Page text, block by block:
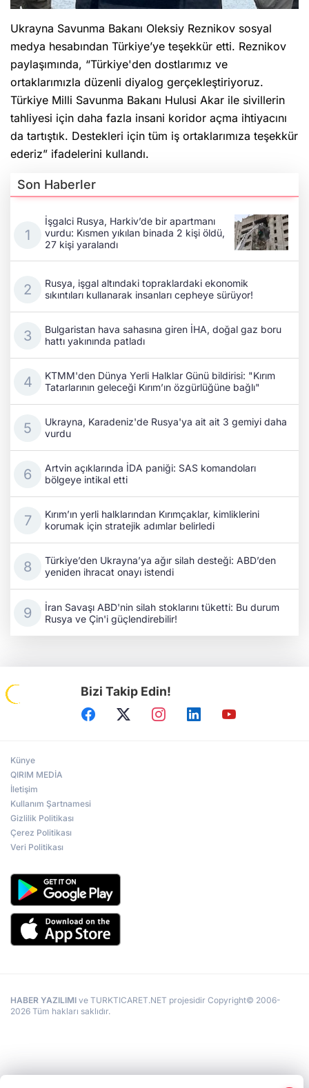
Ukrayna Savunma Bakanı Oleksiy Reznikov sosyal
medya hesabından Türkiye’ye teşekkür etti. Reznikov
paylaşımında, “Türkiye'den dostlarımız ve
ortaklarımızla düzenli diyalog gerçekleştiriyoruz.
Türkiye Milli Savunma Bakanı Hulusi Akar ile sivillerin
tahliyesi için daha fazla insani koridor açma ihtiyacını
da tartıştık. Destekleri için tüm iş ortaklarımıza teşekkür
ederiz” ifadelerini kullandı.
Son Haberler
İşgalci Rusya, Harkiv’de bir apartmanı
vurdu: Kısmen yıkılan binada 2 kişi öldü,
27 kişi yaralandı
Rusya, işgal altındaki topraklardaki ekonomik
sıkıntıları kullanarak insanları cepheye sürüyor!
Bulgaristan hava sahasına giren İHA, doğal gaz boru
hattı yakınında patladı
KTMM'den Dünya Yerli Halklar Günü bildirisi: "Kırım
Tatarlarının geleceği Kırım’ın özgürlüğüne bağlı"
Ukrayna, Karadeniz'de Rusya'ya ait ait 3 gemiyi daha
vurdu
Artvin açıklarında İDA paniği: SAS komandoları
bölgeye intikal etti
Kırım’ın yerli halklarından Kırımçaklar, kimliklerini
korumak için stratejik adımlar belirledi
Türkiye’den Ukrayna’ya ağır silah desteği: ABD’den
yeniden ihracat onayı istendi
İran Savaşı ABD'nin silah stoklarını tüketti: Bu durum
Rusya ve Çin'i güçlendirebilir!
Bizi Takip Edin!
Künye
QIRIM MEDİA
İletişim
Kullanım Şartnamesi
Gizlilik Politikası
Çerez Politikası
Veri Politikası
HABER YAZILIMI ve TURKTICARET.NET projesidir Copyright© 2006-
2026 Tüm hakları saklıdır.